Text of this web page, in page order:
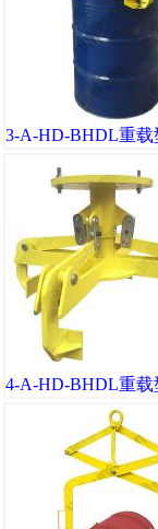
3-A-HD-BHDL重
4-A-HD-BHDL重